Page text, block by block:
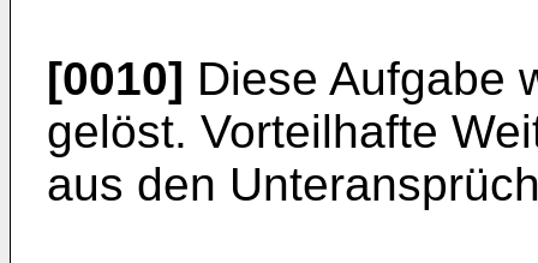
[0010] Diese Aufgabe
gelöst. Vorteilhafte
aus den